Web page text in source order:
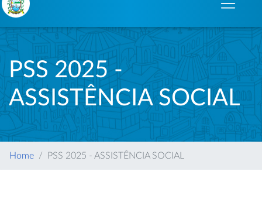
PSS 2025 -
ASSISTÊNCIA SOCIAL
Home PSS 2025 - ASSISTÊNCIA SOCIAL